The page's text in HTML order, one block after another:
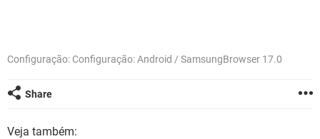
Configuração: Configuração: Android / SamsungBrowser 17.0
Share
Veja também: